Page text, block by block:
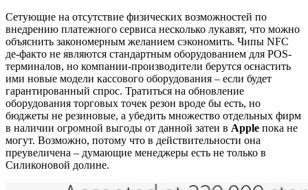
Сетующие на отсутствие физических возможностей по
внедрению платежного сервиса несколько лукавят, что можно
объяснить закономерным желанием сэкономить. Чипы NFC
де-факто не являются стандартным оборудованием для POS-
терминалов, но компании-производители берутся оснастить
ими новые модели кассового оборудования – если будет
гарантированный спрос. Тратиться на обновление
оборудования торговых точек резон вроде бы есть, но
бюджеты не резиновые, а убедить множество отдельных фирм
в наличии огромной выгоды от данной затеи в Apple пока не
могут. Возможно, потому что в действительности она
преувеличена – думающие менеджеры есть не только в
Силиконовой долине.